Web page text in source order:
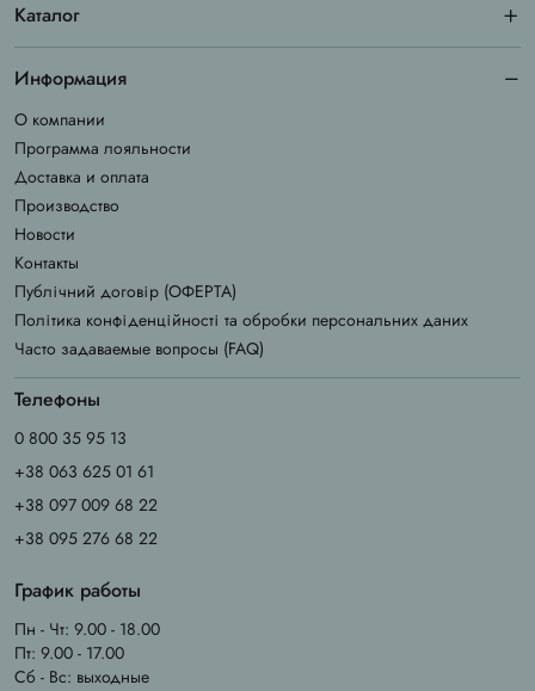
Каталог
Информация
О компании
Программа лояльности
Доставка и оплата
Производство
Новости
Контакты
Публічний договір (ОФЕРТА)
Політика конфіденційності та обробки персональних даних
Часто задаваемые вопросы (FAQ)
Телефоны
0 800 35 95 13
+38 063 625 01 61
+38 097 009 68 22
+38 095 276 68 22
График работы
Пн - Чт: 9.00 - 18.00
Пт: 9.00 - 17.00
Сб - Вс: выходные